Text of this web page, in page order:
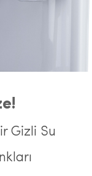
Gizli Su